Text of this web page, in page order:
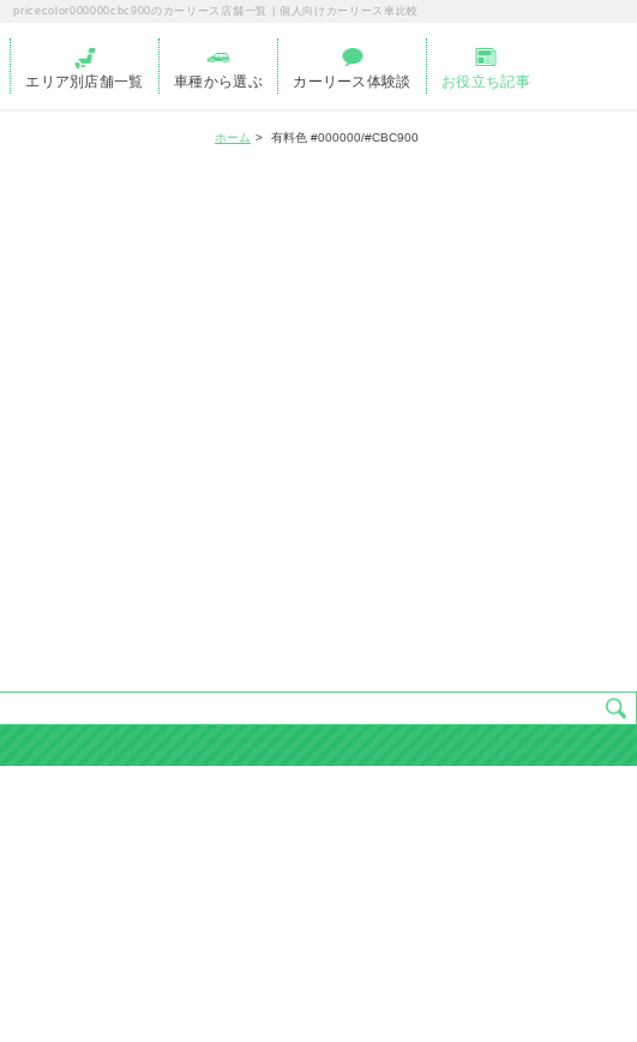
pricecolor000000cbc900のカーリース店舗一覧 | 個人向けカーリース車比較
エリア別店舗一覧 車種から選ぶ カーリース体験談 お役立ち記事
ホーム 有料色 #000000/#CBC900